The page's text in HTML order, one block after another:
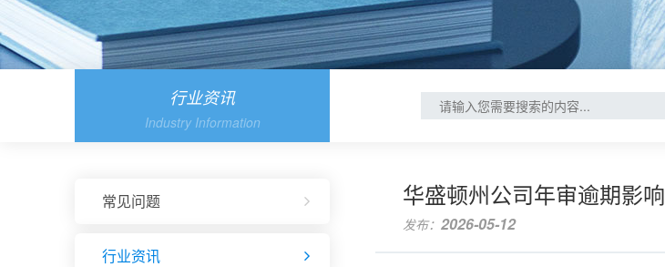
行业资讯
Industry Information
常见问题
行业资讯
华盛顿州公司年审逾期影响
发布： 2026-05-12